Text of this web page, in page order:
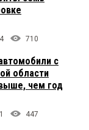
4 710
с
области
выше, чем год
1 447